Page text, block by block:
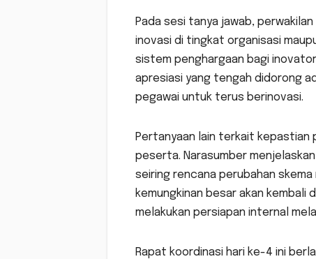
Pada sesi tanya jawab,
inovasi di tingkat organisasi
sistem penghargaan bagi
apresiasi yang tengah didorong
pegawai untuk terus berinovasi.
Pertanyaan lain terkait kepastian
peserta. Narasumber
seiring rencana perubahan skema
kemungkinan besar akan kembali
melakukan persiapan internal
Rapat koordinasi hari ke-4 ini